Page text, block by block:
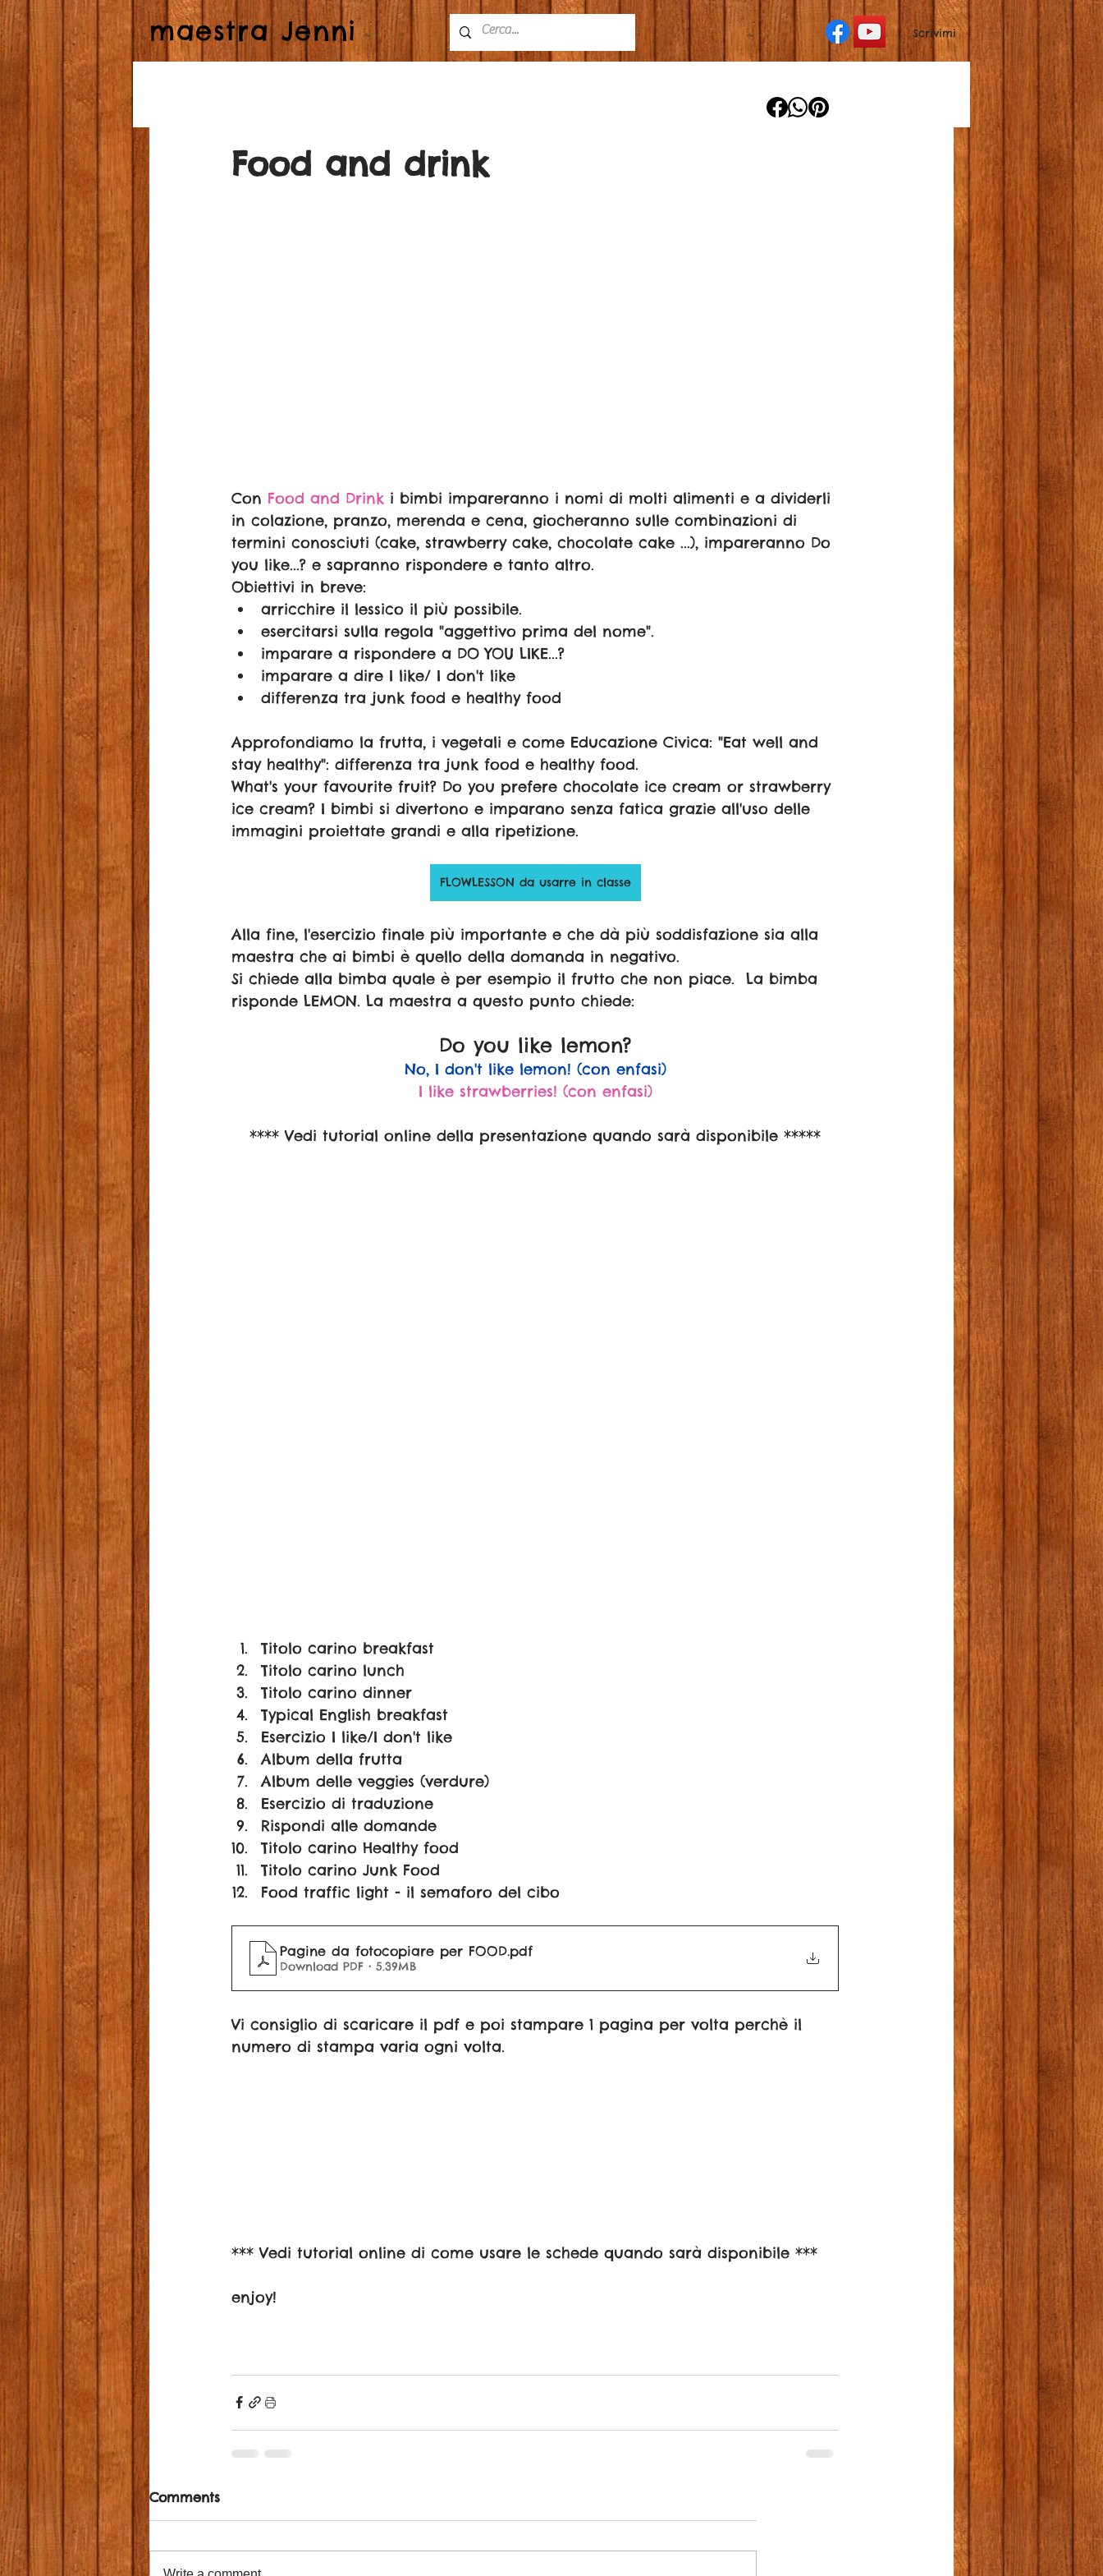
maestra Jenni Scrivimi
Food and drink
Con Food and Drink i bimbi impareranno i nomi di molti alimenti e a dividerli
in colazione, pranzo, merenda e cena, giocheranno sulle combinazioni di
termini conosciuti (cake, strawberry cake, chocolate cake ...), impareranno Do
you like...? e sapranno rispondere e tanto altro.
Obiettivi in breve:
arricchire il lessico il più possibile.
esercitarsi sulla regola "aggettivo prima del nome".
imparare a rispondere a DO YOU LIKE...?
imparare a dire I like/ I don't like
differenza tra junk food e healthy food
Approfondiamo la frutta, i vegetali e come Educazione Civica: "Eat well and
stay healthy": differenza tra junk food e healthy food.
What's your favourite fruit? Do you prefere chocolate ice cream or strawberry
ice cream? I bimbi si divertono e imparano senza fatica grazie all'uso delle
immagini proiettate grandi e alla ripetizione.
FLOWLESSON da usarre in classe
Alla fine, l'esercizio finale più importante e che dà più soddisfazione sia alla
maestra che ai bimbi è quello della domanda in negativo.
Si chiede alla bimba quale è per esempio il frutto che non piace.  La bimba
risponde LEMON. La maestra a questo punto chiede:
Do you like lemon?
No, I don't like lemon! (con enfasi)
I like strawberries! (con enfasi)
**** Vedi tutorial online della presentazione quando sarà disponibile *****
Titolo carino breakfast
Titolo carino lunch
Titolo carino dinner
Typical English breakfast
Esercizio I like/I don't like
Album della frutta
Album delle veggies (verdure)
Esercizio di traduzione
Rispondi alle domande
Titolo carino Healthy food
Titolo carino Junk Food
Food traffic light - il semaforo del cibo
Pagine da fotocopiare per FOOD.pdf
Download PDF • 5.39MB
Vi consiglio di scaricare il pdf e poi stampare 1 pagina per volta perchè il
numero di stampa varia ogni volta.
*** Vedi tutorial online di come usare le schede quando sarà disponibile ***
enjoy!
Comments